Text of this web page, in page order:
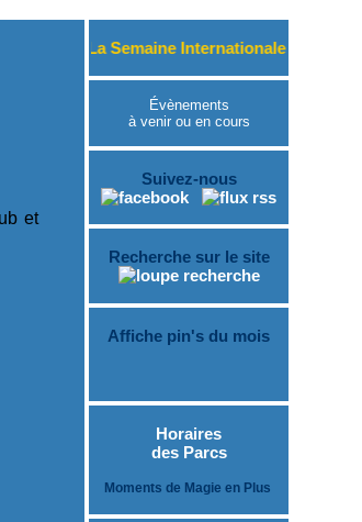
et
« La Semaine Internationale des
Évènements
à venir ou en cours
Suivez-nous
Recherche sur le site
Affiche pin's du mois
Horaires
des Parcs
Moments de Magie en Plus